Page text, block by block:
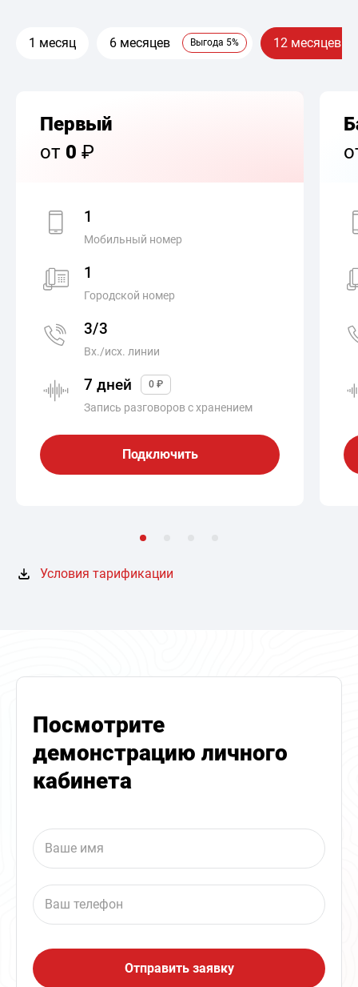
1 месяц 6 месяцев Выгода 5% 12 месяцев
Первый
от 0 ₽
1
Мобильный номер
1
Городской номер
3/3
Вх./исх. линии
7 дней 0 ₽
Запись разговоров с хранением
Подключить
Условия тарификации
Посмотрите
демонстрацию личного
кабинета